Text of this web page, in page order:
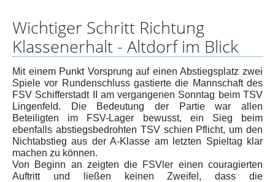
Wichtiger Schritt Richtung
Klassenerhalt - Altdorf im Blick
Mit einem Punkt Vorsprung auf einen Abstiegsplatz zwei
Spiele vor Rundenschluss gastierte die Mannschaft des
FSV Schifferstadt II am vergangenen Sonntag beim TSV
Lingenfeld. Die Bedeutung der Partie war allen
Beteiligten im FSV-Lager bewusst, ein Sieg beim
ebenfalls abstiegsbedrohten TSV schien Pflicht, um den
Nichtabstieg aus der A-Klasse am letzten Spieltag klar
machen zu können.
Von Beginn an zeigten die FSVler einen couragierten
Auftritt und ließen keinen Zweifel, dass die